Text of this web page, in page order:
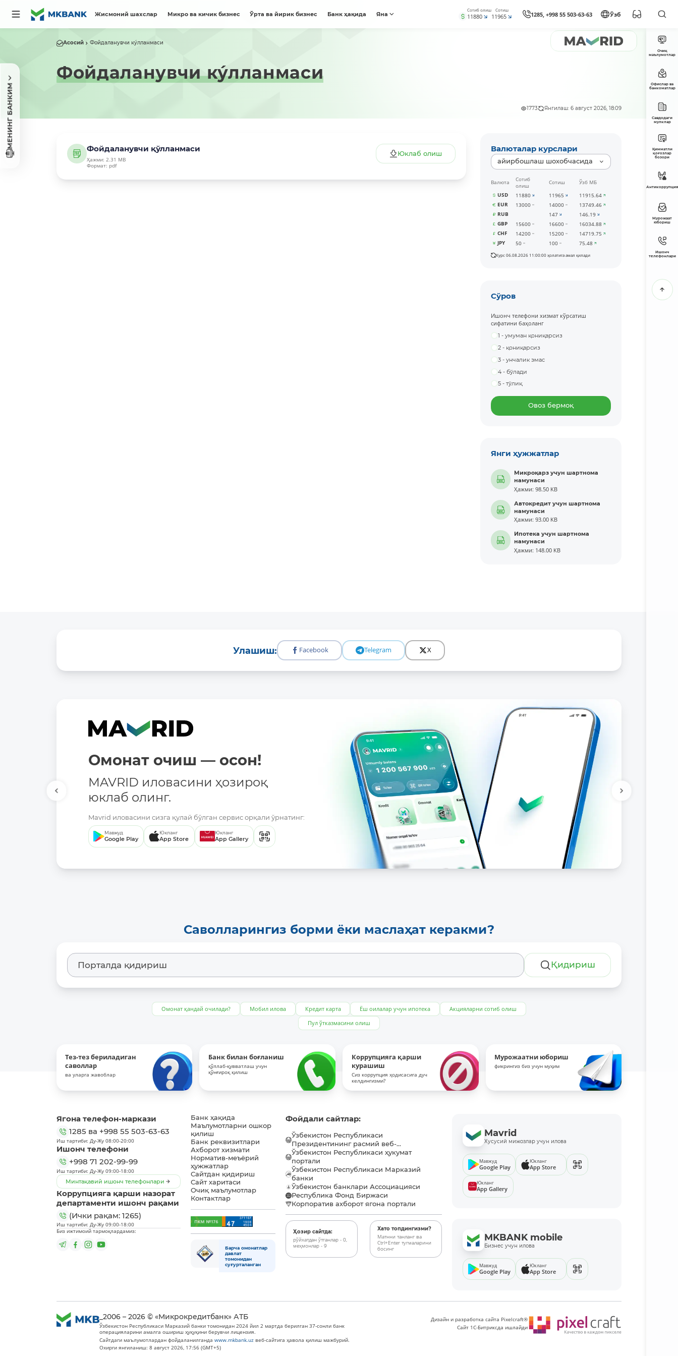
Жисмоний шахслар Микро ва кичик бизнес Ўрта ва йирик бизнес Банк ҳақида Яна
Сотиб олиш
11880
Сотиш
11965 1285, +998 55 503-63-63 Ўзб
МЕНИНГ БАНКИМ
Асосий Фойдаланувчи ку́лланмаси
Фойдаланувчи ку́лланмаси
1773 Янгилаш: 6 август 2026, 18:09
Фойдаланувчи қўлланмаси
Ҳажми: 2.31 MB
Формат: pdf
Юклаб олиш
Валюталар курслари
айирбошлаш шохобчасида
Валюта
Сотиб
олиш
Сотиш
Ўзб МБ
USD
11880 11965
11915.64
EUR
13000 14000
13749.46
RUB
147
146.19
GBP
15600 16600
16034.88
CHF
14200 15200
14719.75
JPY
50 100 75.48
Курс 06.08.2026 11:00:00 ҳолатига амал қилади
Сўров
Ишонч телефони хизмат кўрсатиш
сифатини баҳоланг
1 - умуман қониқарсиз
2 - қониқарсиз
3 - унчалик эмас
4 - бўлади
5 - тўлиқ
Овоз бермоқ
Янги ҳужжатлар
Микроқарз учун шартнома
намунаси
Ҳажми: 98.50 KB
Автокредит учун шартнома
намунаси
Ҳажми: 93.00 KB
Ипотека учун шартнома
намунаси
Ҳажми: 148.00 KB
Улашиш: Facebook Telegram X
Омонат очиш — осон!
MAVRID иловасини ҳозироқ
юклаб олинг.
Mavrid иловасини сизга қулай бўлган сервис орқали ўрнатинг:
Мавжуд
Google Play
Юкланг
App Store
Юкланг
App Gallery
Саволларингиз борми ёки маслаҳат керакми?
Қидириш
Омонат қандай очилади? Мобил илова Кредит карта Ёш оилалар учун ипотека
Акцияларни сотиб олиш
Пул ўтказмасини олиш
Тез-тез бериладиган
саволлар
ва уларга жавоблар
Банк билан боғланиш
қўллаб-қувватлаш учун
қўнғироқ қилиш
Коррупцияга қарши
курашиш
Сиз коррупция ҳодисасига дуч
келдингизми?
Мурожаатни юбориш
фикрингиз биз учун муҳим
Очиқ
маълумотлар
Офислар ва
банкоматлар
Савдодаги
мулклар
Қимматли
қоғозлар
бозори
Антикоррупция
Мурожаат
юбориш
Ишонч
телефонлари
Ягона телефон-маркази
1285 ва +998 55 503-63-63
Иш тартиби: Ду-Жу 08:00-20:00
Ишонч телефони
+998 71 202-99-99
Иш тартиби: Ду-Жу 09:00-18:00
Минтақавий ишонч телефонлари
Коррупцияга қарши назорат
департаменти ишонч рақами
(Ички рақам: 1265)
Иш тартиби: Ду-Жу 09:00-18:00
Биз ижтимоий тармоқлардамиз:
Банк ҳақида
Маълумотларни ошкор
қилиш
Банк реквизитлари
Ахборот хизмати
Норматив-меъёрий
ҳужжатлар
Сайтдан қидириш
Сайт харитаси
Очиқ маълумотлар
Контактлар
Барча омонатлар
давлат
томонидан
суғурталанган
Фойдали сайтлар:
Ўзбекистон Республикаси
Президентининг расмий веб-...
Ўзбекистон Республикаси ҳукумат
портали
Ўзбекистон Республикаси Марказий
банки
Ўзбекистон банклари Ассоциацияси
Республика Фонд Биржаси
Корпоратив ахборот ягона портали
Ҳозир сайтда:
рўйхатдан ўтганлар - 0,
меҳмонлар - 9
Хато топдингизми?
Матнни танланг ва
Ctrl+Enter тугмаларини
босинг
Mavrid
Хусусий мижозлар учун илова
Мавжуд
Google Play
Юкланг
App Store
Юкланг
App Gallery
MKBANK mobile
Бизнес учун илова
Мавжуд
Google Play
Юкланг
App Store
_2006 – 2026 © «Микрокредитбанк» АТБ
Ўзбекистон Республикаси Марказий банки томонидан 2024 йил 2 мартда берилган 37-сонли банк
операцияларини амалга ошириш ҳуқуқини берувчи лицензия.
Сайтдаги маълумотлардан фойдаланилгандаwww.mkbank.uz веб-сайтига ҳавола қилиш мажбурий.
Охирги янгиланиш: 8 август 2026, 17:56 (GMT+5)
Дизайн и разработка сайта Pixelcraft®
Сайт 1C-Битриксда ишлайди